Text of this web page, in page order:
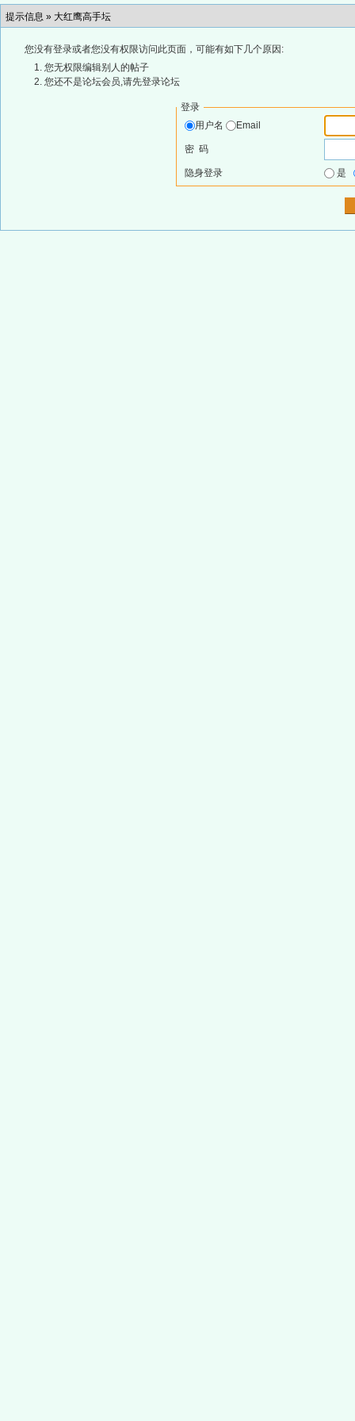
提示信息 » 大红鹰高手坛
您没有登录或者您没有权限访问此页面，可能有如下几个原因:
您无权限编辑别人的帖子
您还不是论坛会员,请先登录论坛
登录
用户名
Email
密 码
隐身登录 是